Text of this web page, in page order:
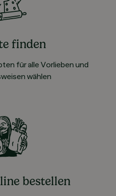
finden
für alle Vorlieben und
wählen
bestellen